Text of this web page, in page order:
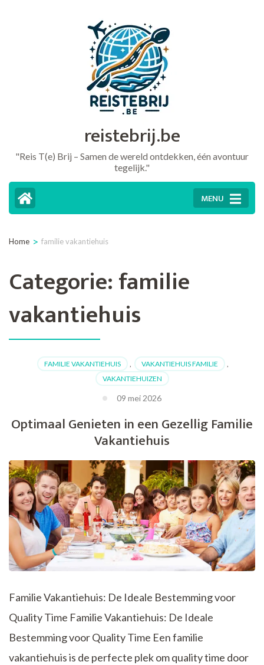
reistebrij.be
"Reis T(e) Brij – Samen de wereld ontdekken, één avontuur
tegelijk."
MENU
Home > familie vakantiehuis
Categorie:familie
vakantiehuis
FAMILIE VAKANTIEHUIS , VAKANTIEHUIS FAMILIE
,
VAKANTIEHUIZEN
09 mei 2026
Optimaal Genieten in een Gezellig Familie
Vakantiehuis
Familie Vakantiehuis: De Ideale Bestemming voor
Quality Time Familie Vakantiehuis: De Ideale
Bestemming voor Quality Time Een familie
vakantiehuis is de perfecte plek om quality time door